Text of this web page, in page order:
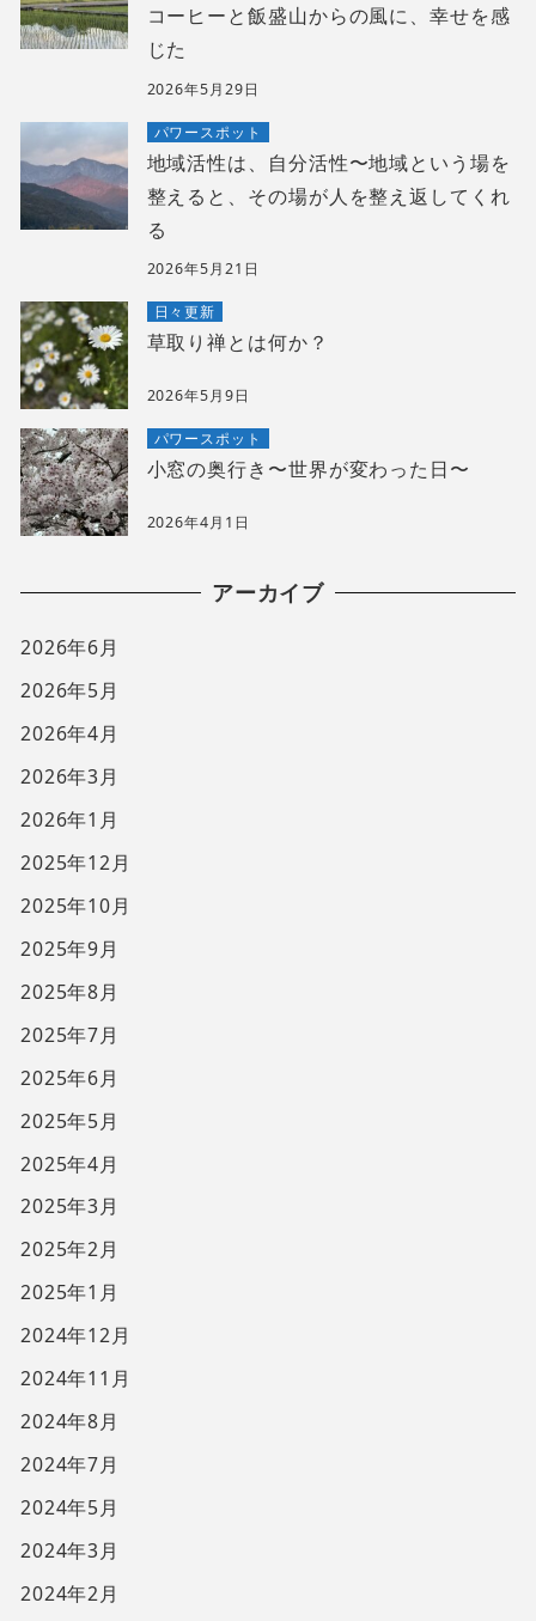
コーヒーと飯盛山からの風に、幸せを感
じた
2026年5月29日
パワースポット
地域活性は、自分活性〜地域という場を
整えると、その場が人を整え返してくれ
る
2026年5月21日
日々更新
草取り禅とは何か？
2026年5月9日
パワースポット
小窓の奥行き〜世界が変わった日〜
2026年4月1日
アーカイブ
2026年6月
2026年5月
2026年4月
2026年3月
2026年1月
2025年12月
2025年10月
2025年9月
2025年8月
2025年7月
2025年6月
2025年5月
2025年4月
2025年3月
2025年2月
2025年1月
2024年12月
2024年11月
2024年8月
2024年7月
2024年5月
2024年3月
2024年2月